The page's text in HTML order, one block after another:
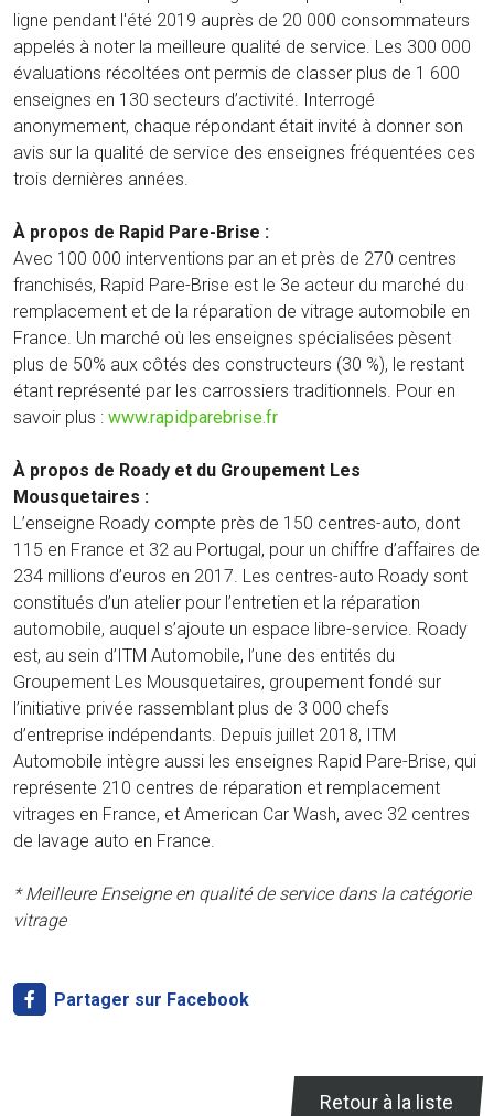
ligne pendant l'été 2019 auprès de 20 000 consommateurs
appelés à noter la meilleure qualité de service. Les 300 000
évaluations récoltées ont permis de classer plus de 1 600
enseignes en 130 secteurs d’activité. Interrogé
anonymement, chaque répondant était invité à donner son
avis sur la qualité de service des enseignes fréquentées ces
trois dernières années.
À propos de Rapid Pare-Brise :
Avec 100 000 interventions par an et près de 270 centres
franchisés, Rapid Pare-Brise est le 3e acteur du marché du
remplacement et de la réparation de vitrage automobile en
France. Un marché où les enseignes spécialisées pèsent
plus de 50% aux côtés des constructeurs (30 %), le restant
étant représenté par les carrossiers traditionnels. Pour en
savoir plus : www.rapidparebrise.fr
À propos de Roady et du Groupement Les
Mousquetaires :
L’enseigne Roady compte près de 150 centres-auto, dont
115 en France et 32 au Portugal, pour un chiffre d’affaires de
234 millions d’euros en 2017. Les centres-auto Roady sont
constitués d’un atelier pour l’entretien et la réparation
automobile, auquel s’ajoute un espace libre-service. Roady
est, au sein d’ITM Automobile, l’une des entités du
Groupement Les Mousquetaires, groupement fondé sur
l’initiative privée rassemblant plus de 3 000 chefs
d’entreprise indépendants. Depuis juillet 2018, ITM
Automobile intègre aussi les enseignes Rapid Pare-Brise, qui
représente 210 centres de réparation et remplacement
vitrages en France, et American Car Wash, avec 32 centres
de lavage auto en France.
* Meilleure Enseigne en qualité de service dans la catégorie
vitrage
Partager sur Facebook
Retour à la liste